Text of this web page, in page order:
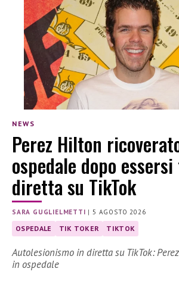
NEWS
Perez Hilton
ospedale dopo
diretta su TikTok
SARA GUGLIELMETTI |5 AGOSTO 2026
OSPEDALE TIK TOKER TIKTOK
Autolesionismo in diretta su TikTok:
in ospedale